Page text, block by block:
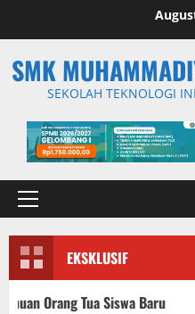
SMK
SEKOLAH TEKNOLOGI
Primary
EKSKLUSIF
Baru MPLS Ramah